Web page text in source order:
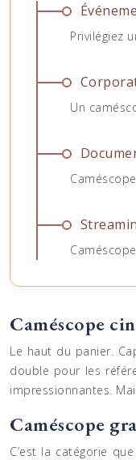
Privilégiez
Un
Caméscope
Le haut du panier.
double pour les
impressionnantes.
Caméscope
C’est la catégorie